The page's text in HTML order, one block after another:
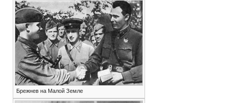
Брежнев на Малой Земле